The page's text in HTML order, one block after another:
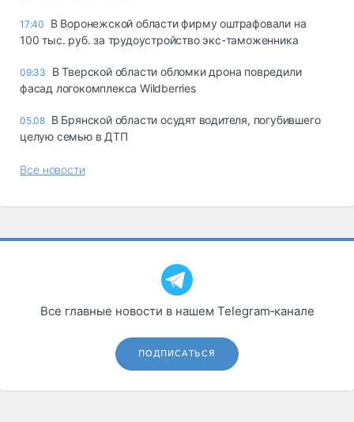
17:40
В Воронежской области фирму оштрафовали на
100 тыс. руб. за трудоустройство экс-таможенника
09:33
В Тверской области обломки дрона повредили
фасад логокомплекса Wildberries
05.08 В Брянской области осудят водителя, погубившего
целую семью в ДТП
Все новости
Все главные новости в нашем Telegram‑канале
ПОДПИСАТЬСЯ